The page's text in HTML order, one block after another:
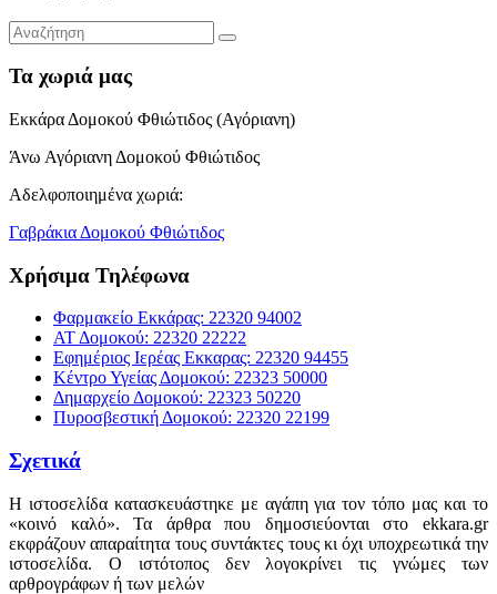
Τα χωριά μας
Εκκάρα Δομοκού Φθιώτιδος (Αγόριανη)
Άνω Αγόριανη Δομοκού Φθιώτιδος
Αδελφοποιημένα χωριά:
Γαβράκια Δομοκού Φθιώτιδος
Χρήσιμα Τηλέφωνα
Φαρμακείο Εκκάρας: 22320 94002
ΑΤ Δομοκού: 22320 22222
Εφημέριος Ιερέας Εκκαρας: 22320 94455
Κέντρο Υγείας Δομοκού: 22323 50000
Δημαρχείο Δομοκού: 22323 50220
Πυροσβεστική Δομοκού: 22320 22199
Σχετικά
Η ιστοσελίδα κατασκευάστηκε με αγάπη για τον τόπο μας και το
«κοινό καλό». Τα άρθρα που δημοσιεύονται στο ekkara.gr
εκφράζουν απαραίτητα τους συντάκτες τους κι όχι υποχρεωτικά την
ιστοσελίδα. Ο ιστότοπος δεν λογοκρίνει τις γνώμες των
αρθρογράφων ή των μελών